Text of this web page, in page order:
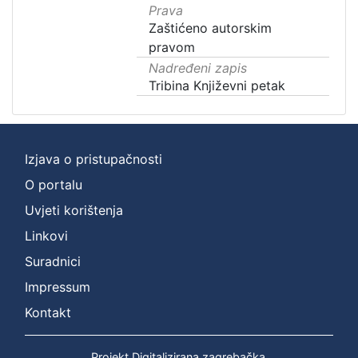
Prava
Zaštićeno autorskim
pravom
Nadređeni zapis
Tribina Književni petak
Izjava o pristupačnosti
O portalu
Uvjeti korištenja
Linkovi
Suradnici
Impressum
Kontakt